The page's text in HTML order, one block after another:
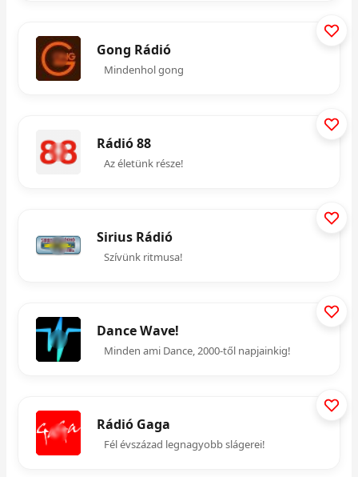
Gong Rádió
Mindenhol gong
Rádió 88
Az életünk része!
Sirius Rádió
Szívünk ritmusa!
Dance Wave!
Minden ami Dance, 2000-től napjainkig!
Rádió Gaga
Fél évszázad legnagyobb slágerei!